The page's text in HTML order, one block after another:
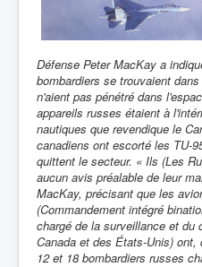
Défense Peter MacKay a
bombardiers se trouvaient
n'aient pas pénétré dans
appareils russes étaient à
nautiques que revendique le
canadiens ont escorté les TU-
quittent le secteur. « Ils (Les
aucun avis préalable de leur
MacKay, précisant que les
(Commandement intégré
chargé de la surveillance et du
Canada et des États-Unis)
12 et 18 bombardiers russes